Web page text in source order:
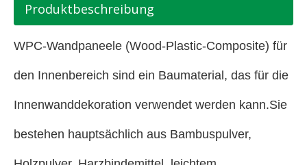
Produktbeschreibung
WPC-Wandpaneele (Wood-Plastic-Composite) für
den Innenbereich sind ein Baumaterial, das für die
Innenwanddekoration verwendet werden kann.Sie
bestehen hauptsächlich aus Bambuspulver,